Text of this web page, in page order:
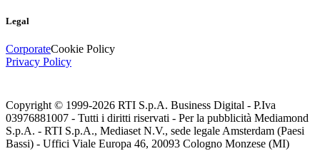
Legal
CorporateCookie Policy
Privacy Policy
Copyright © 1999-2026 RTI S.p.A. Business Digital - P.Iva
03976881007 - Tutti i diritti riservati - Per la pubblicità Mediamond
S.p.A. - RTI S.p.A., Mediaset N.V., sede legale Amsterdam (Paesi
Bassi) - Uffici Viale Europa 46, 20093 Cologno Monzese (MI)